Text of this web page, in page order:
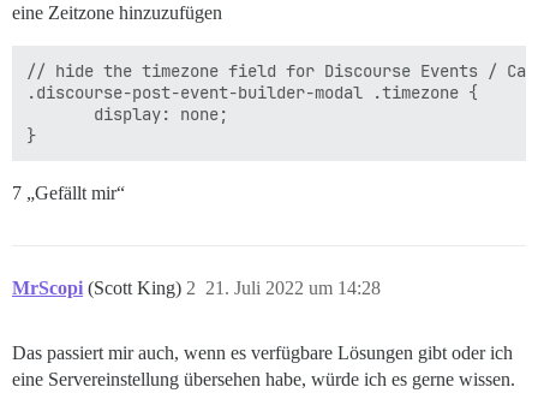
eine Zeitzone hinzuzufügen
// hide the timezone field for Discourse Events /
.discourse-post-event-builder-modal .timezone {
       display: none;
7 „Gefällt mir“
MrScopi (Scott King) 21. Juli 2022 um 14:28
2
Das passiert mir auch, wenn es verfügbare Lösungen gibt oder ich
eine Servereinstellung übersehen habe, würde ich es gerne wissen.